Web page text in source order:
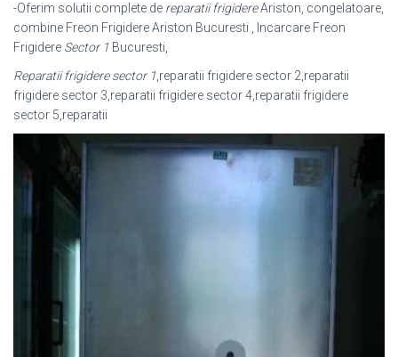
-Oferim solutii complete de reparatii frigidereAriston, congelatoare,
combine Freon Frigidere Ariston Bucuresti , Incarcare Freon
Frigidere Sector 1 Bucuresti,
Reparatii frigidere sector 1,reparatii frigidere sector 2,reparatii
frigidere sector 3,reparatii frigidere sector 4,reparatii frigidere
sector 5,reparatii